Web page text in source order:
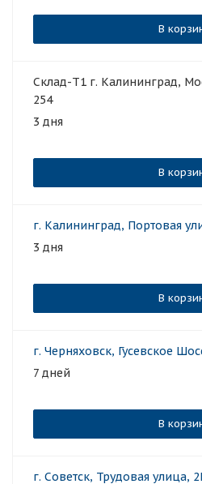
В
3 дня
В
Склад-Т1 г. Калининград,
254
3 дня
В
г. Калининград, Портовая
7 дней
В
г. Черняховск, Гусевское
г. Советск, Трудовая улица,